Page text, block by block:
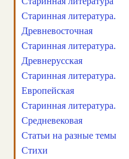
Старинная литература.
Древневосточная
Старинная литература.
Древнерусская
Старинная литература.
Европейская
Старинная литература.
Средневековая
Статьи на разные темы
Стихи